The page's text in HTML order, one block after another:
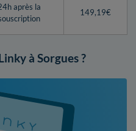
après la
149,19€
à Sorgues ?